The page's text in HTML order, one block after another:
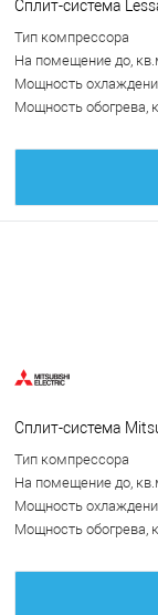
Сплит-система
Тип компрессора
На помещение до,
Мощность
Мощность обогрева,
Сплит-система
Тип компрессора
На помещение до,
Мощность
Мощность обогрева,